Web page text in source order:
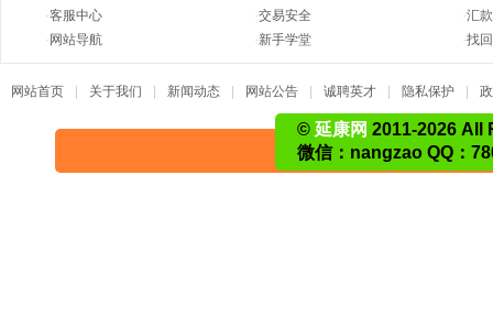
·客服中心
· 网站导航
·交易安全
·新手学堂
·汇
·找
网站首页 关于我们 新闻动态 网站公告 诚聘英才 隐私保护
© 延康网 2011-2026 All
微信：nangzao QQ：